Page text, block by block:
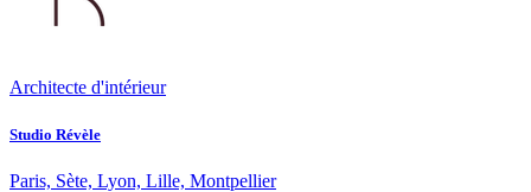
Architecte d'intérieur
Studio Révèle
Paris, Sète, Lyon, Lille, Montpellier